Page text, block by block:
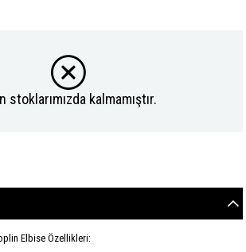
stoklarımızda kalmamıştır.
Elbise Özellikleri: